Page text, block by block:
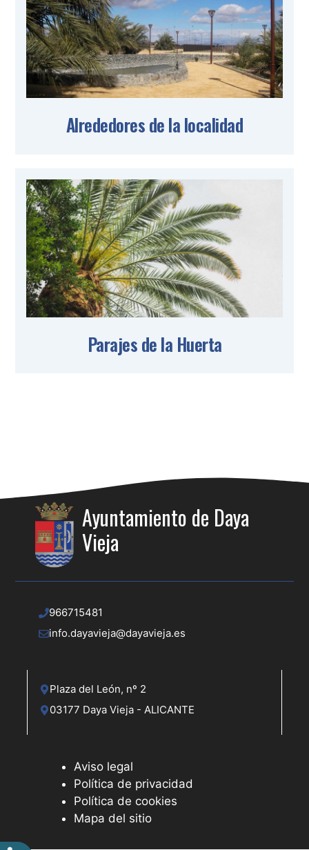
Alrededores de la localidad
Parajes de la Huerta
Ayuntamiento de Daya
Vieja
966715481
info.dayavieja@dayavieja.es
Plaza del León, nº 2
03177 Daya Vieja - ALICANTE
Aviso legal
Política de privacidad
Política de cookies
Mapa del sitio